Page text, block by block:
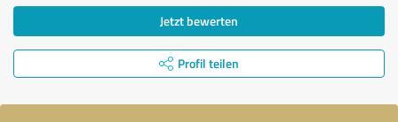
Jetzt bewerten
Profil teilen